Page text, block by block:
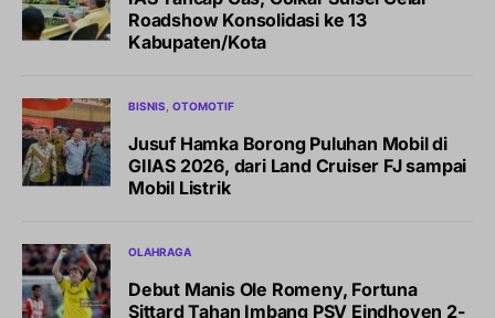
Roadshow Konsolidasi ke 13
Kabupaten/Kota
BISNIS OTOMOTIF
Jusuf Hamka Borong Puluhan Mobil di
GIIAS 2026, dari Land Cruiser FJ sampai
Mobil Listrik
OLAHRAGA
Debut Manis Ole Romeny, Fortuna
Sittard Tahan Imbang PSV Eindhoven 2-